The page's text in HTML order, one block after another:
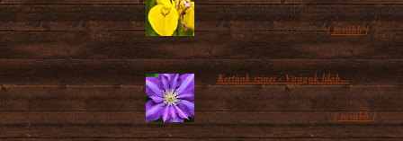
A nősziromfélék (Iridaceae) népes
tartozó írisz (Iris) vagy...[ tovább ]
Kertünk színei - Virágok liláb...
A lila különleges szín, mely mindig
tesz és személyiségünk...[ tovább ]